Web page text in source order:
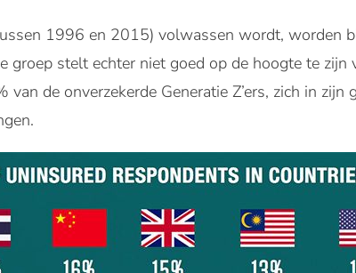
1996 en 2015) volwassen wordt, worden
groep stelt echter niet goed op de hoogte te zijn
de onverzekerde Generatie Z’ers, zich in